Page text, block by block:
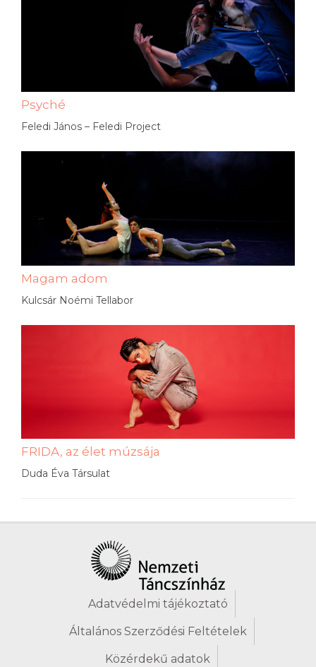
Psyché
Feledi János – Feledi Project
Magam adom
Kulcsár Noémi Tellabor
FRIDA, az élet múzsája
Duda Éva Társulat
Adatvédelmi tájékoztató
Általános Szerződési Feltételek
Közérdekű adatok